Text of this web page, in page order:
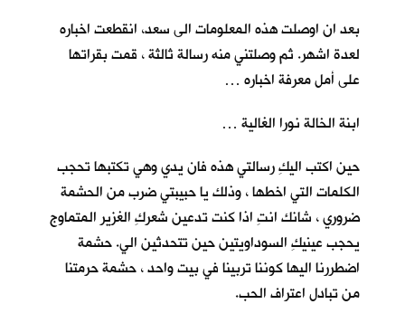
بعد ان اوصلت هذه المعلومات الى سعد، انقطعت اخباره
لعدة اشهر. ثم وصلتني منه رسالة ثالثة ، قمت بقراتها
على أمل معرفة اخباره …
ابنة الخالة نورا الغالية …
حين اكتب اليكِ رسالتي هذه فان يدي وهي تكتبها تحجب
الكلمات التي اخطها ، وذلك يا حبيبتي ضرب من الحشمة
ضروري ، شانك انتِ اذا كنت تدعين شعركِ الغزير المتماوج
يحجب عينيكِ السوداويتين حين تتحدثين الي. حشمة
اضطررنا اليها كوننا تربينا في بيت واحد ، حشمة حرمتنا
من تبادل اعتراف الحب.